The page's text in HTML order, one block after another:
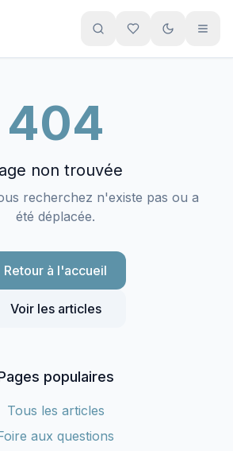
404
non trouvée
recherchez n'existe pas ou a
été déplacée.
Retour à l'accueil
Voir les articles
populaires
Tous les articles
aux questions